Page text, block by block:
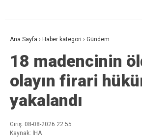
Ana Sayfa › Haber kategori › Gündem
18 madencinin
olayın firari
yakalandı
Giriş: 08-08-2026 22:55
Kaynak: İHA